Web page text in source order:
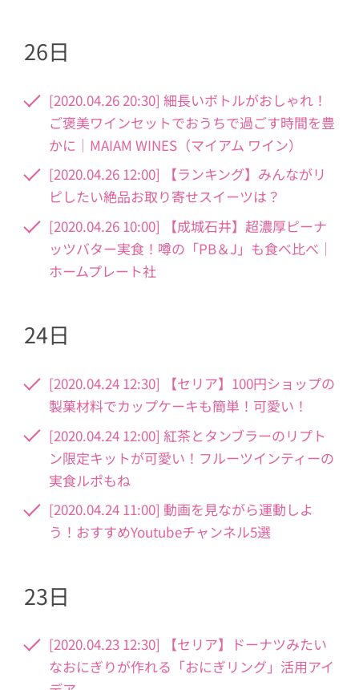
26日
[2020.04.26 20:30] 細長いボトルがおしゃれ！
ご褒美ワインセットでおうちで過ごす時間を豊
かに｜MAIAM WINES（マイアム ワイン）
[2020.04.26 12:00] 【ランキング】みんながリ
ピしたい絶品お取り寄せスイーツは？
[2020.04.26 10:00] 【成城石井】超濃厚ピーナ
ッツバター実食！噂の「PB＆J」も食べ比べ｜
ホームプレート社
24日
[2020.04.24 12:30] 【セリア】100円ショップの
製菓材料でカップケーキも簡単！可愛い！
[2020.04.24 12:00] 紅茶とタンブラーのリプト
ン限定キットが可愛い！フルーツインティーの
実食ルポもね
[2020.04.24 11:00] 動画を見ながら運動しよ
う！おすすめYoutubeチャンネル5選
23日
[2020.04.23 12:30] 【セリア】ドーナツみたい
なおにぎりが作れる「おにぎリング」活用アイ